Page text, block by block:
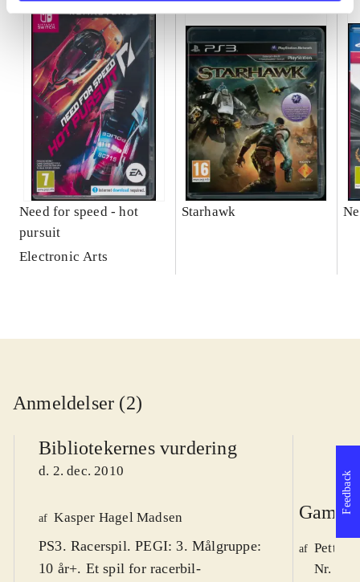
Need for speed - hot
pursuit
Electronic Arts
Starhawk
Anmeldelser (2)
Bibliotekernes vurdering
d. 2. dec. 2010
af Kasper Hagel Madsen
PS3. Racerspil. PEGI: 3. Målgruppe:
10 år+. Et spil for racerbil-
Game
af Petter
Nr.
Feedback